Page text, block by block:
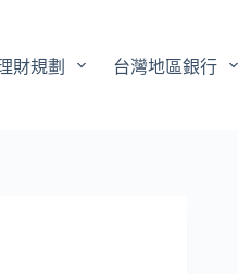
財規劃 台灣地區銀行